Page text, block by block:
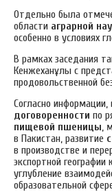
Отдельно была
области аграрной
особенно в условиях
В рамках заседания
Кенжеханұлы с
продовольственной
Согласно информации,
договоренности по
пищевой пшеницы ,
в Пакистан, развитие
в производстве и
экспортной географии
углубление
образовательной